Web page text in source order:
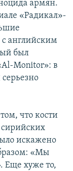
армян.
«Радикал»-
с английским
был
Monitor»: в
что кости
сирийских
искажено
«Мы
Еще хуже то,